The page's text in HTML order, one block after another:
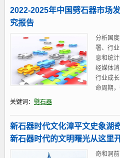
2022-2025年中国劈石器市场
究报告
分析国
署、行
息和统
经媒体
行业成
命周期
关键词： 劈石器
新石器时代文化漳平文史象
新石器时代的文明曙光从这里
奇和洞